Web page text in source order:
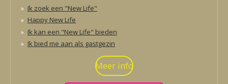
Ik zoek een "New Life"
Happy New Life
Ik kan een "New Life" bieden
Ik bied me aan als gastgezin
Meer info